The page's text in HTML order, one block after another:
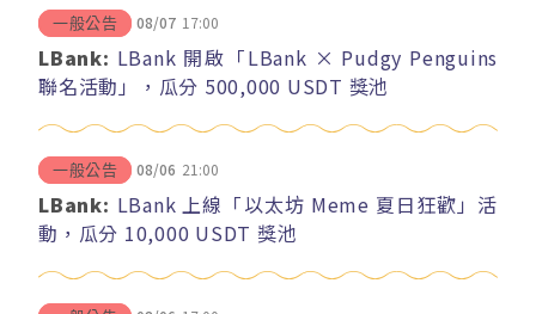
一般公告 08/07 17:00
LBank: LBank 開啟「LBank × Pudgy Penguins
聯名活動」，瓜分 500,000 USDT 獎池
一般公告 08/06 21:00
LBank: LBank 上線「以太坊 Meme 夏日狂歡」活
動，瓜分 10,000 USDT 獎池